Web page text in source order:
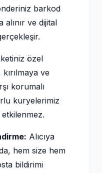
barkod
alınır ve dijital
özel
ve
korumalı
kuryelerimiz
etkilenmez.
Alıcıya
hem size hem
bildirimi